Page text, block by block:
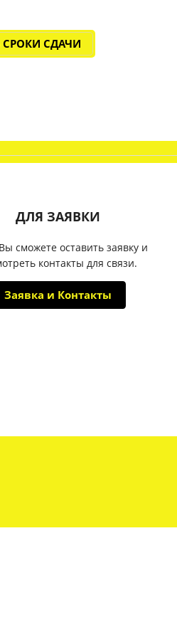
СДАЧИ
ДЛЯ ЗАЯВКИ
сможете оставить заявку и
контакты для связи.
Заявка и Контакты